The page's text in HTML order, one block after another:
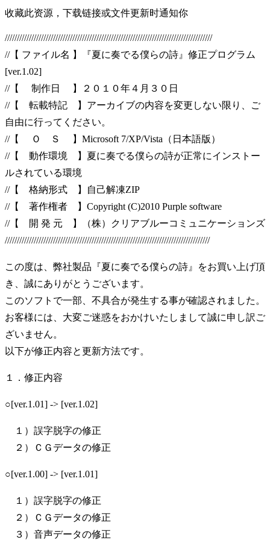
收藏此资源，下载链接或文件更新时通知你
//////////////////////////////////////////////////////////////////////////////////////
//【 ファイル名 】『夏に奏でる僕らの詩』修正プログラム
[ver.1.02]
//【 制作日 】２０１０年４月３０日
//【 転載特記 】アーカイブの内容を変更しない限り、ご
自由に行ってください。
//【 Ｏ Ｓ 】Microsoft 7/XP/Vista（日本語版）
//【 動作環境 】夏に奏でる僕らの詩が正常にインストー
ルされている環境
//【 格納形式 】自己解凍ZIP
//【 著作権者 】Copyright (C)2010 Purple software
//【 開 発 元 】（株）クリアブルーコミュニケーションズ
/////////////////////////////////////////////////////////////////////////////////////
この度は、弊社製品『夏に奏でる僕らの詩』をお買い上げ頂
き、誠にありがとうございます。
このソフトで一部、不具合が発生する事が確認されました。
お客様には、大変ご迷惑をおかけいたしまして誠に申し訳ご
ざいません。
以下が修正内容と更新方法です。
１．修正内容
○[ver.1.01] -> [ver.1.02]
１）誤字脱字の修正
２）ＣＧデータの修正
○[ver.1.00] -> [ver.1.01]
１）誤字脱字の修正
２）ＣＧデータの修正
３）音声データの修正